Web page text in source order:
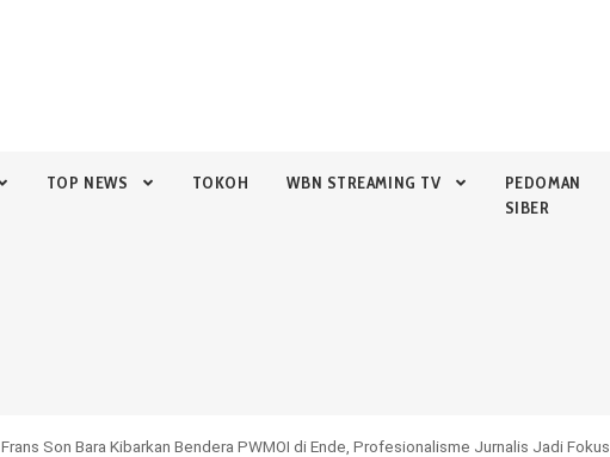
TOP NEWS TOKOH WBN STREAMING TV
PEDOMAN
SIBER
Frans Son Bara Kibarkan Bendera PWMOI di Ende, Profesionalisme Jurnalis Jadi Fokus